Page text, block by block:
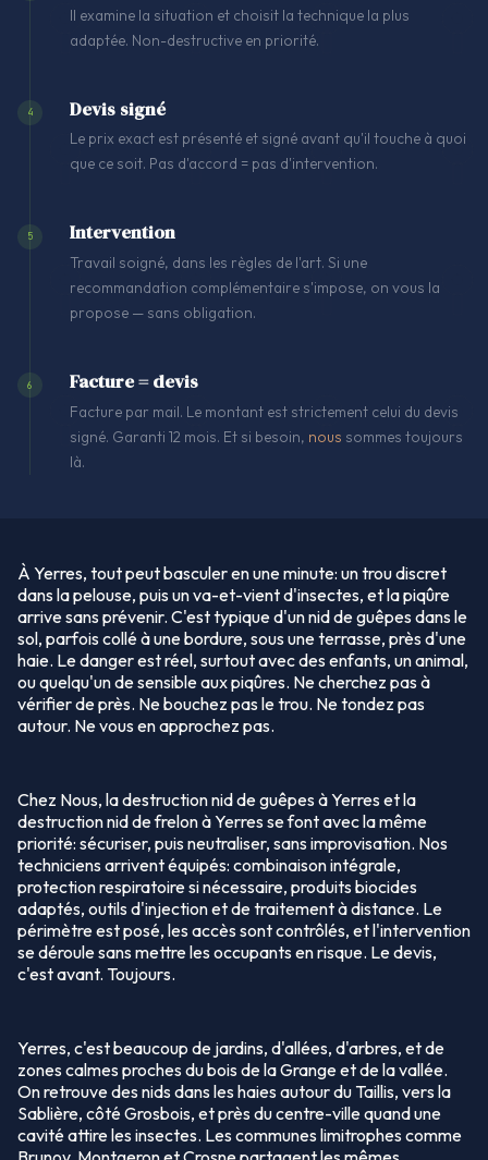
Il examine la situation et choisit la technique la plus
adaptée. Non-destructive en priorité.
4 Devis signé
Le prix exact est présenté et signé avant qu'il touche à quoi
que ce soit. Pas d'accord = pas d'intervention.
5 Intervention
Travail soigné, dans les règles de l'art. Si une
recommandation complémentaire s'impose, on vous la
propose — sans obligation.
6 Facture = devis
Facture par mail. Le montant est strictement celui du devis
signé. Garanti 12 mois. Et si besoin, nous sommes toujours
là.
À Yerres, tout peut basculer en une minute: un trou discret
dans la pelouse, puis un va-et-vient d'insectes, et la piqûre
arrive sans prévenir. C'est typique d'un nid de guêpes dans le
sol, parfois collé à une bordure, sous une terrasse, près d'une
haie. Le danger est réel, surtout avec des enfants, un animal,
ou quelqu'un de sensible aux piqûres. Ne cherchez pas à
vérifier de près. Ne bouchez pas le trou. Ne tondez pas
autour. Ne vous en approchez pas.
Chez Nous, la destruction nid de guêpes à Yerres et la
destruction nid de frelon à Yerres se font avec la même
priorité: sécuriser, puis neutraliser, sans improvisation. Nos
techniciens arrivent équipés: combinaison intégrale,
protection respiratoire si nécessaire, produits biocides
adaptés, outils d'injection et de traitement à distance. Le
périmètre est posé, les accès sont contrôlés, et l'intervention
se déroule sans mettre les occupants en risque. Le devis,
c'est avant. Toujours.
Yerres, c'est beaucoup de jardins, d'allées, d'arbres, et de
zones calmes proches du bois de la Grange et de la vallée.
On retrouve des nids dans les haies autour du Taillis, vers la
Sablière, côté Grosbois, et près du centre-ville quand une
cavité attire les insectes. Les communes limitrophes comme